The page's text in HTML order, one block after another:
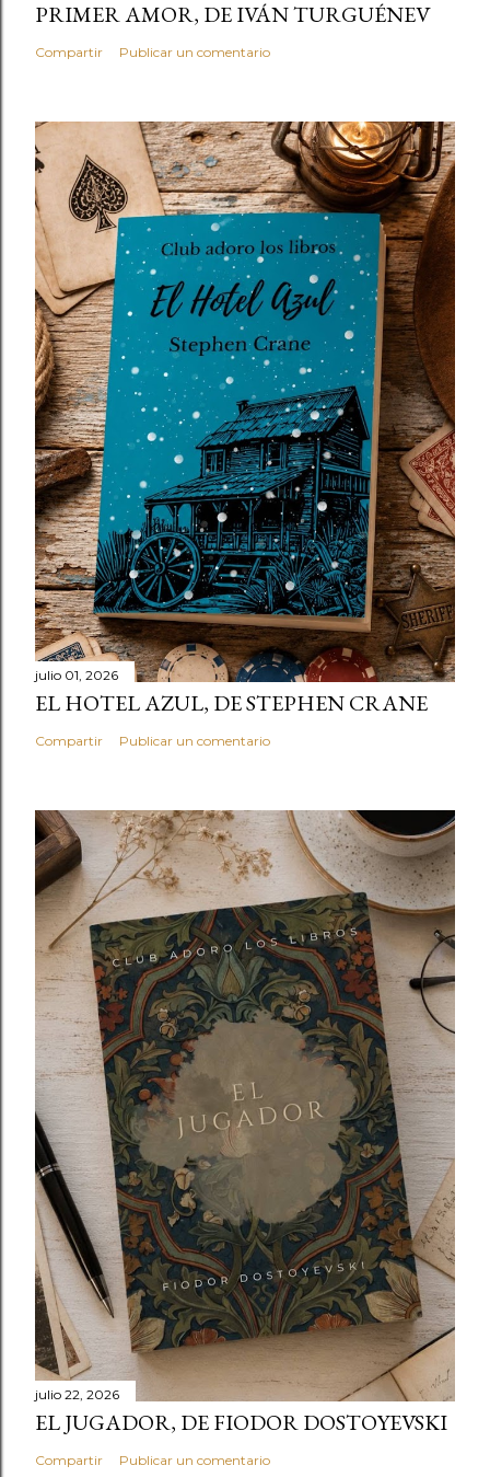
PRIMER AMOR, DE IVÁN TURGUÉNEV
Compartir Publicar un comentario
julio 01, 2026
EL HOTEL AZUL, DE STEPHEN CRANE
Compartir Publicar un comentario
julio 22, 2026
EL JUGADOR, DE FIODOR DOSTOYEVSKI
Compartir Publicar un comentario